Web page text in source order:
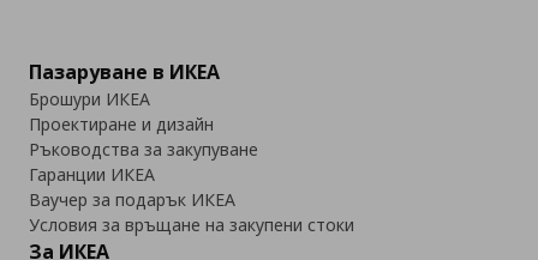
Пазаруване в ИКЕА
Брошури ИКЕА
Проектиране и дизайн
Ръководства за закупуване
Гаранции ИКЕА
Ваучер за подарък ИКЕА
Условия за връщане на закупени стоки
За ИКЕА